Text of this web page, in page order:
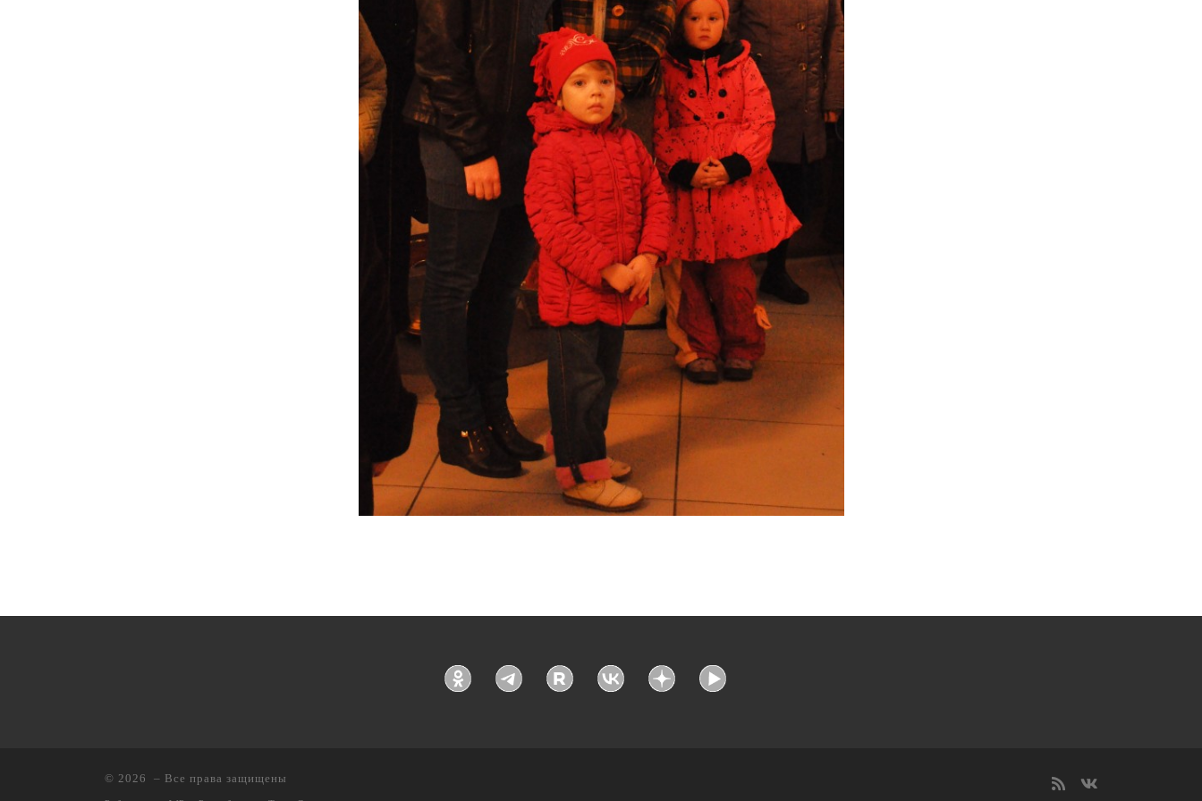
© 2026 – Все права защищены